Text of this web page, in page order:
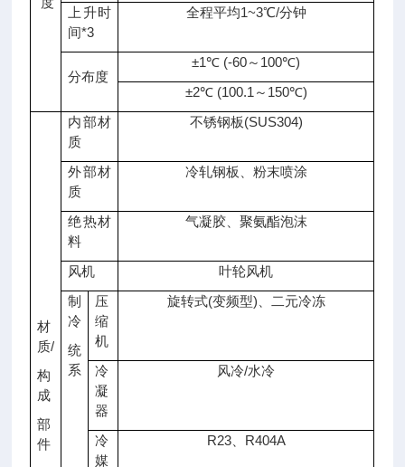
上升时
间*3
全程平均1~3℃/分钟
分布度
±1℃ (-60～100℃)
±2℃ (100.1～150℃)
材
质/
构
成
部
件
内部材
质
不锈钢板(SUS304)
外部材
质
冷轧钢板、粉末喷涂
绝热材
料
气凝胶、聚氨酯泡沫
风机
叶轮风机
制
冷
统
系
压
缩
机
旋转式(变频型)、二元冷冻
冷
凝
器
风冷/水冷
冷
媒
R23、R404A